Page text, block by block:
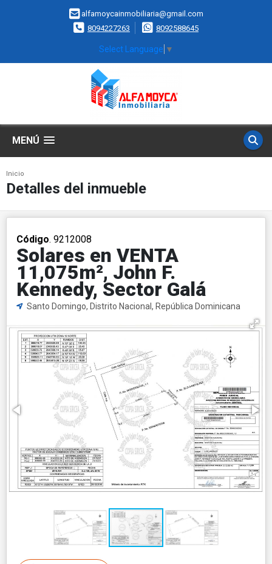
alfamoycainmobiliaria@gmail.com
8094227263
8092588645
Select Language ▼
MENÚ
Inicio
Detalles del inmueble
Código. 9212008
Solares en VENTA
11,075m², John F.
Kennedy, Sector Galá
Santo Domingo, Distrito Nacional, República Dominicana